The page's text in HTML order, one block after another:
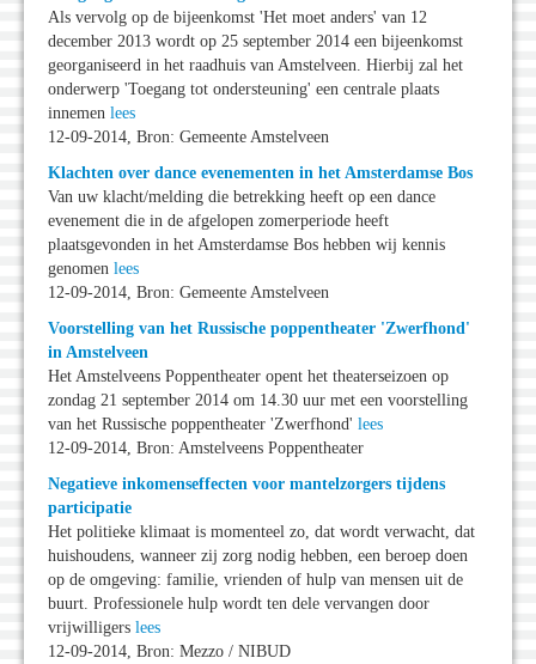
Als vervolg op de bijeenkomst 'Het moet anders' van 12
december 2013 wordt op 25 september 2014 een bijeenkomst
georganiseerd in het raadhuis van Amstelveen. Hierbij zal het
onderwerp 'Toegang tot ondersteuning' een centrale plaats
innemen lees
12-09-2014, Bron: Gemeente Amstelveen
Klachten over dance evenementen in het Amsterdamse Bos
Van uw klacht/melding die betrekking heeft op een dance
evenement die in de afgelopen zomerperiode heeft
plaatsgevonden in het Amsterdamse Bos hebben wij kennis
genomen lees
12-09-2014, Bron: Gemeente Amstelveen
Voorstelling van het Russische poppentheater 'Zwerfhond'
in Amstelveen
Het Amstelveens Poppentheater opent het theaterseizoen op
zondag 21 september 2014 om 14.30 uur met een voorstelling
van het Russische poppentheater 'Zwerfhond' lees
12-09-2014, Bron: Amstelveens Poppentheater
Negatieve inkomenseffecten voor mantelzorgers tijdens
participatie
Het politieke klimaat is momenteel zo, dat wordt verwacht, dat
huishoudens, wanneer zij zorg nodig hebben, een beroep doen
op de omgeving: familie, vrienden of hulp van mensen uit de
buurt. Professionele hulp wordt ten dele vervangen door
vrijwilligers lees
12-09-2014, Bron: Mezzo / NIBUD